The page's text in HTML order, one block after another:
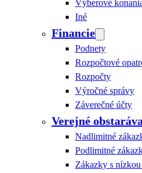
Výberové
Iné
Financie
Podnety
Rozpočtové
Rozpočty
Výročné správy
Záverečné účty
Verejné
Nadlimitné
Podlimitné
Zákazky s